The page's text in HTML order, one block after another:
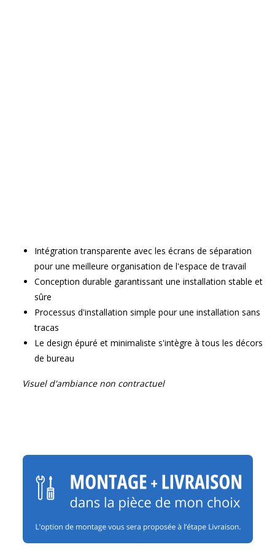
Intégration transparente avec les écrans de séparation
pour une meilleure organisation de l'espace de travail
Conception durable garantissant une installation stable et
sûre
Processus d'installation simple pour une installation sans
tracas
Le design épuré et minimaliste s'intègre à tous les décors
de bureau
Visuel d'ambiance non contractuel